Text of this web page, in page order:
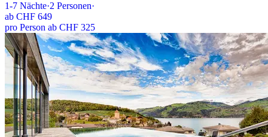
1-7 Nächte·2 Personen·
ab CHF 649
pro Person ab CHF 325